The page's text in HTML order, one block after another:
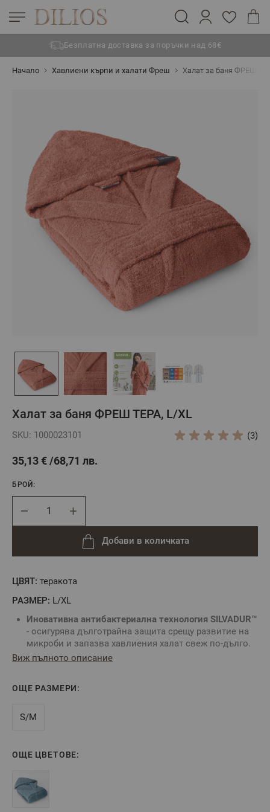
Безплатна доставка за поръчки над 68€
Начало Хавлиени кърпи и халати Фреш Халат за баня ФРЕШ
Халат за баня ФРЕШ ТЕРА, L/XL
SKU: 1000023101 (3)
35,13 € 68,71 лв.
ЦВЯТ: теракота
РАЗМЕР: L/XL
Иновативна антибактериална технология SILVADUR™
- осигурява дълготрайна защита срещу развитие на
микроби и запазва хавлиения халат свеж по-дълго.
Обработката със сребърни йони придава
Намалява развитието на бактерии, дори при пране
Предотвратява задържането на неприятни миризми;
по-дълго време;
SILVADUR™ Предпазва тъканите от разграждане и
удължава живота им;
Виж пълното описание
ОЩЕ РАЗМЕРИ:
S/M
ОЩЕ ЦВЕТОВЕ:
БРОЙ:
Добави в количката